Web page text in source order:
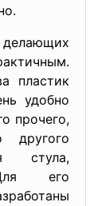
пластик
удобно
прочего,
другого
стула,
его